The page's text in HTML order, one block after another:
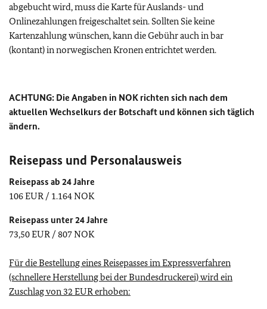
abgebucht wird, muss die Karte für Auslands- und
Onlinezahlungen freigeschaltet sein. Sollten Sie keine
Kartenzahlung wünschen, kann die Gebühr auch in bar
(kontant) in norwegischen Kronen entrichtet werden.
ACHTUNG: Die Angaben in NOK richten sich nach dem
aktuellen Wechselkurs der Botschaft und können sich täglich
ändern.
Reisepass und Personalausweis
Reisepass ab 24 Jahre
106 EUR / 1.164 NOK
Reisepass unter 24 Jahre
73,50 EUR / 807 NOK
Für die Bestellung eines Reisepasses im Expressverfahren
(schnellere Herstellung bei der Bundesdruckerei) wird ein
Zuschlag von 32 EUR erhoben: